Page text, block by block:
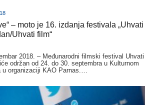
– moto je 16. izdanja festivala „Uhvati
Uhvati film“
2018. – Međunarodni filmski festival Uhvati
održan od 24. do 30. septembra u Kulturnom
u organizaciji KAO Parnas.…